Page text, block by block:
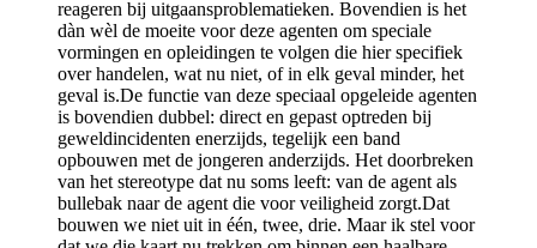
reageren bij uitgaansproblematieken. Bovendien is het
dàn wèl de moeite voor deze agenten om speciale
vormingen en opleidingen te volgen die hier specifiek
over handelen, wat nu niet, of in elk geval minder, het
geval is.De functie van deze speciaal opgeleide agenten
is bovendien dubbel: direct en gepast optreden bij
geweldincidenten enerzijds, tegelijk een band
opbouwen met de jongeren anderzijds. Het doorbreken
van het stereotype dat nu soms leeft: van de agent als
bullebak naar de agent die voor veiligheid zorgt.Dat
bouwen we niet uit in één, twee, drie. Maar ik stel voor